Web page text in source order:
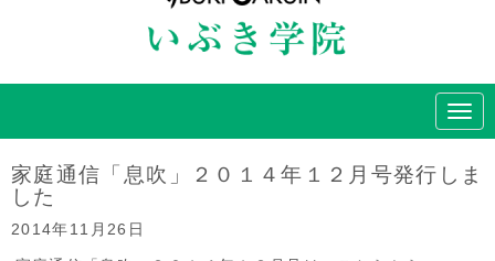
N
a
g
家庭通信「息吹」２０１４年１２月号発行しま
した
2014年11月26日